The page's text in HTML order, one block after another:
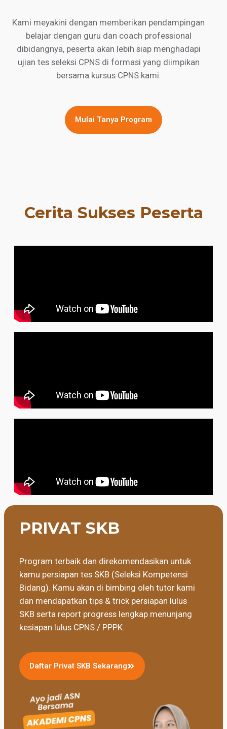
Kami meyakini dengan memberikan pendampingan
belajar dengan guru dan coach professional
dibidangnya, peserta akan lebih siap menghadapi
ujian tes seleksi CPNS di formasi yang diimpikan
bersama kursus CPNS kami.
Mulai Tanya Program
Cerita Sukses Peserta
PRIVAT SKB
Program terbaik dan direkomendasikan untuk
kamu persiapan tes SKB (Seleksi Kompetensi
Bidang). Kamu akan di bimbing oleh tutor kami
dan mendapatkan tips & trick persiapan lulus
SKB serta report progress lengkap menunjang
kesiapan lulus CPNS / PPPK.
Daftar Privat SKB Sekarang